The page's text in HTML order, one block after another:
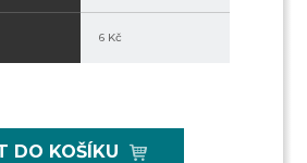
6 Kč
DO KOŠÍKU